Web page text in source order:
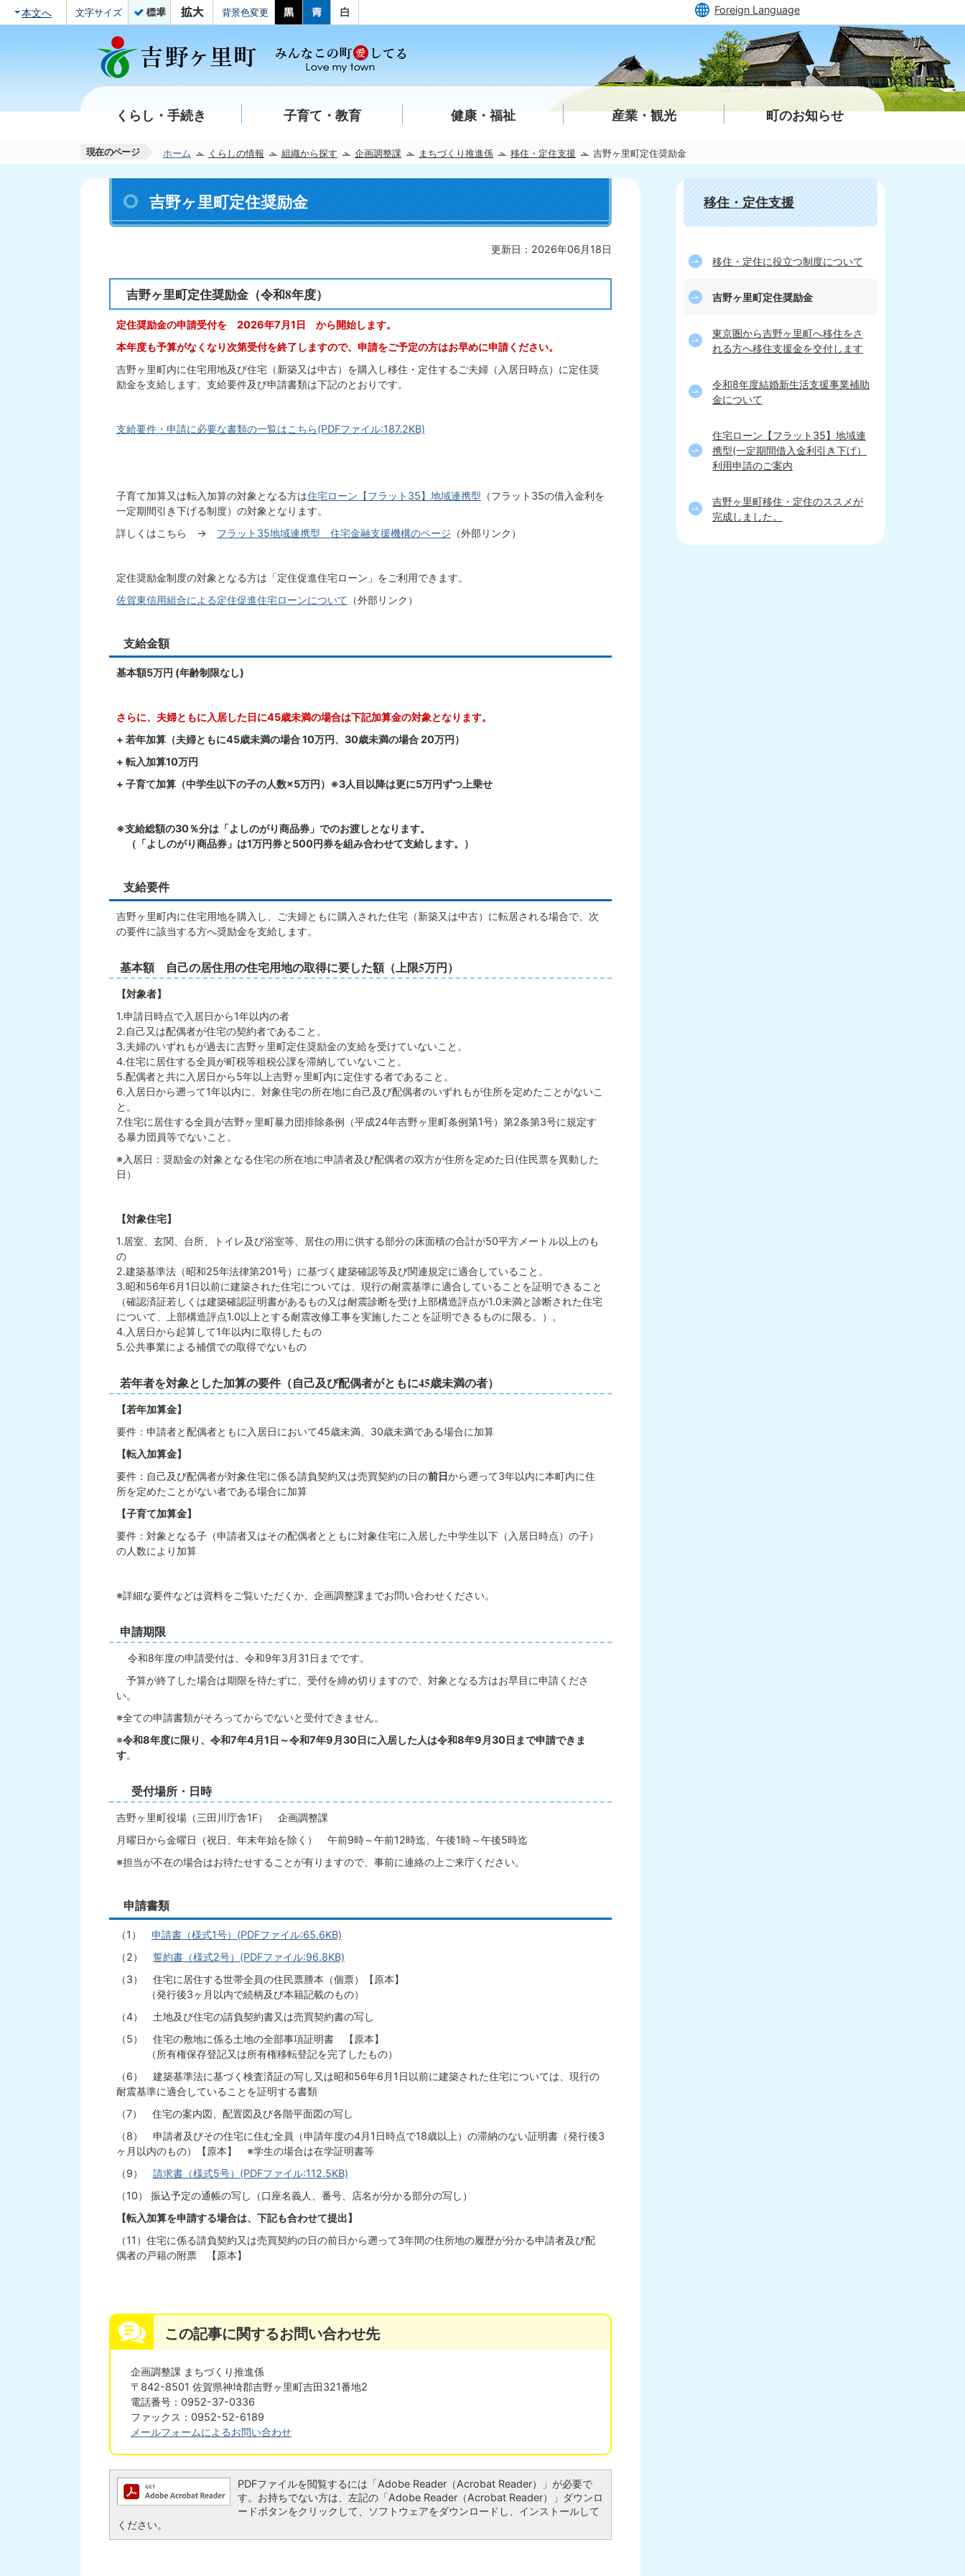
本文へ 文字サイズ 背景色変更 Foreign Language
くらし・手続き 子育て・教育 健康・福祉 産業・観光 町のお知らせ
現在のページ ホーム くらしの情報 組織から探す 企画調整課 まちづくり推進係 移住・定住支援 吉野ヶ里町定住奨励金
吉野ヶ里町定住奨励金
更新日：2026年06月18日
吉野ヶ里町定住奨励金（令和8年度）
定住奨励金の申請受付を 2026年7月1日 から開始します。
本年度も予算がなくなり次第受付を終了しますので、申請をご予定の方はお早めに申請ください。
吉野ヶ里町内に住宅用地及び住宅（新築又は中古）を購入し移住・定住するご夫婦（入居日時点）に定住奨
励金を支給します。支給要件及び申請書類は下記のとおりです。
支給要件・申請に必要な書類の一覧はこちら(PDFファイル:187.2KB)
子育て加算又は転入加算の対象となる方は住宅ローン【フラット35】地域連携型 （フラット35の借入金利を
一定期間引き下げる制度）の対象となります。
詳しくはこちら → フラット35地域連携型 住宅金融支援機構のページ （外部リンク）
定住奨励金制度の対象となる方は「定住促進住宅ローン」をご利用できます。
佐賀東信用組合による定住促進住宅ローンについて （外部リンク）
支給金額
基本額5万円 (年齢制限なし)
さらに、夫婦ともに入居した日に45歳未満の場合は下記加算金の対象となります。
+ 若年加算（夫婦ともに45歳未満の場合 10万円、30歳未満の場合 20万円）
+ 転入加算10万円
+ 子育て加算（中学生以下の子の人数×5万円）※3人目以降は更に5万円ずつ上乗せ
※支給総額の30％分は「よしのがり商品券」でのお渡しとなります。
（「よしのがり商品券」は1万円券と500円券を組み合わせて支給します。）
支給要件
吉野ヶ里町内に住宅用地を購入し、ご夫婦ともに購入された住宅（新築又は中古）に転居される場合で、次
の要件に該当する方へ奨励金を支給します。
基本額 自己の居住用の住宅用地の取得に要した額（上限5万円）
【対象者】
1.申請日時点で入居日から1年以内の者
2.自己又は配偶者が住宅の契約者であること。
3.夫婦のいずれもが過去に吉野ヶ里町定住奨励金の支給を受けていないこと。
4.住宅に居住する全員が町税等租税公課を滞納していないこと。
5.配偶者と共に入居日から5年以上吉野ヶ里町内に定住する者であること。
6.入居日から遡って1年以内に、対象住宅の所在地に自己及び配偶者のいずれもが住所を定めたことがないこ
と。
7.住宅に居住する全員が吉野ヶ里町暴力団排除条例（平成24年吉野ヶ里町条例第1号）第2条第3号に規定す
る暴力団員等でないこと。
※入居日：奨励金の対象となる住宅の所在地に申請者及び配偶者の双方が住所を定めた日(住民票を異動した
日）
【対象住宅】
1.居室、玄関、台所、トイレ及び浴室等、居住の用に供する部分の床面積の合計が50平方メートル以上のも
の
2.建築基準法（昭和25年法律第201号）に基づく建築確認等及び関連規定に適合していること。
3.昭和56年6月1日以前に建築された住宅については、現行の耐震基準に適合していることを証明できること
（確認済証若しくは建築確認証明書があるもの又は耐震診断を受け上部構造評点が1.0未満と診断された住宅
について、上部構造評点1.0以上とする耐震改修工事を実施したことを証明できるものに限る。）。
4.入居日から起算して1年以内に取得したもの
5.公共事業による補償での取得でないもの
若年者を対象とした加算の要件（自己及び配偶者がともに45歳未満の者）
【若年加算金】
要件：申請者と配偶者ともに入居日において45歳未満、30歳未満である場合に加算
【転入加算金】
要件：自己及び配偶者が対象住宅に係る請負契約又は売買契約の日の前日から遡って3年以内に本町内に住
所を定めたことがない者である場合に加算
【子育て加算金】
要件：対象となる子（申請者又はその配偶者とともに対象住宅に入居した中学生以下（入居日時点）の子）
の人数により加算
※詳細な要件などは資料をご覧いただくか、企画調整課までお問い合わせください。
申請期限
令和8年度の申請受付は、令和9年3月31日までです。
予算が終了した場合は期限を待たずに、受付を締め切りますので、対象となる方はお早目に申請くださ
い。
※全ての申請書類がそろってからでないと受付できません。
※令和8年度に限り、令和7年4月1日～令和7年9月30日に入居した人は令和8年9月30日まで申請できま
す。
受付場所・日時
吉野ヶ里町役場（三田川庁舎1F） 企画調整課
月曜日から金曜日（祝日、年末年始を除く） 午前9時～午前12時迄、午後1時～午後5時迄
※担当が不在の場合はお待たせすることが有りますので、事前に連絡の上ご来庁ください。
申請書類
（1） 申請書（様式1号）(PDFファイル:65.6KB)
（2） 誓約書（様式2号）(PDFファイル:96.8KB)
（3） 住宅に居住する世帯全員の住民票謄本（個票）【原本】
（発行後3ヶ月以内で続柄及び本籍記載のもの）
（4） 土地及び住宅の請負契約書又は売買契約書の写し
（5） 住宅の敷地に係る土地の全部事項証明書 【原本】
（所有権保存登記又は所有権移転登記を完了したもの）
（6） 建築基準法に基づく検査済証の写し又は昭和56年6月1日以前に建築された住宅については、現行の
耐震基準に適合していることを証明する書類
（7） 住宅の案内図、配置図及び各階平面図の写し
（8） 申請者及びその住宅に住む全員（申請年度の4月1日時点で18歳以上）の滞納のない証明書（発行後3
ヶ月以内のもの）【原本】 ※学生の場合は在学証明書等
（9） 請求書（様式5号）(PDFファイル:112.5KB)
（10） 振込予定の通帳の写し（口座名義人、番号、店名が分かる部分の写し）
【転入加算を申請する場合は、下記も合わせて提出】
（11）住宅に係る請負契約又は売買契約の日の前日から遡って3年間の住所地の履歴が分かる申請者及び配
偶者の戸籍の附票 【原本】
この記事に関するお問い合わせ先
企画調整課 まちづくり推進係
〒842-8501 佐賀県神埼郡吉野ヶ里町吉田321番地2
電話番号：0952-37-0336
ファックス：0952-52-6189
メールフォームによるお問い合わせ
PDFファイルを閲覧するには「Adobe Reader（Acrobat Reader）」が必要で
す。お持ちでない方は、左記の「Adobe Reader（Acrobat Reader）」ダウンロ
ードボタンをクリックして、ソフトウェアをダウンロードし、インストールして
ください。
移住・定住支援
移住・定住に役立つ制度について
吉野ヶ里町定住奨励金
東京圏から吉野ヶ里町へ移住をさ
れる方へ移住支援金を交付します
令和8年度結婚新生活支援事業補助
金について
住宅ローン【フラット35】地域連
携型(一定期間借入金利引き下げ）
利用申請のご案内
吉野ヶ里町移住・定住のススメが
完成しました。